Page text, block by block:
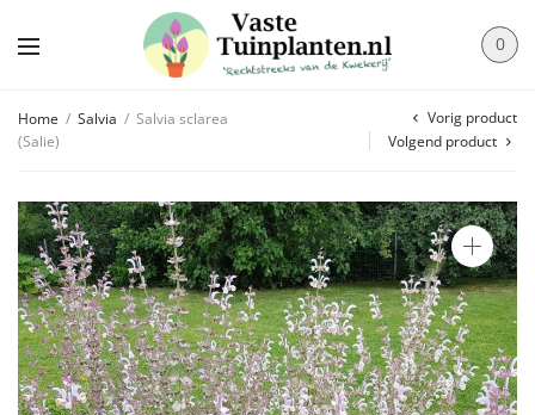
0
Home / Salvia / Salvia sclarea
(Salie)
Vorig product
Volgend product